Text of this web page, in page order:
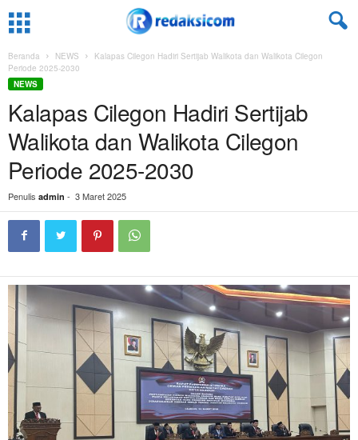
Beranda NEWS
Kalapas Cilegon Hadiri Sertijab Walikota dan Walikota Cilegon
Periode 2025-2030
NEWS
Kalapas Cilegon Hadiri Sertijab
Walikota dan Walikota Cilegon
Periode 2025-2030
Penulis admin - 3 Maret 2025